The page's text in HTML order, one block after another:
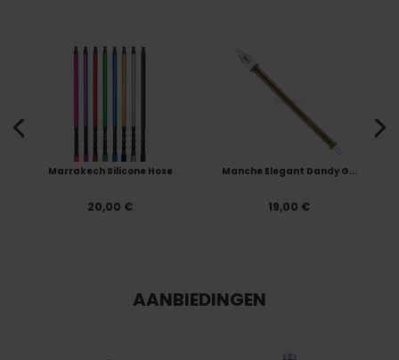
Marrakech Silicone Hose
20,00 €
Manche Elegant Dandy G...
19,00 €
AANBIEDINGEN